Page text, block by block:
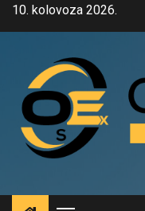
Skip10. kolovoza 2026.